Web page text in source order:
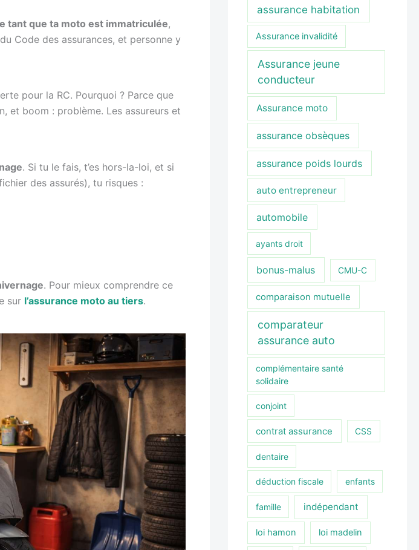
tant que ta moto est immatriculée,
Code des assurances, et personne y
pour la RC. Pourquoi ? Parce que
et boom : problème. Les assureurs et
. Si tu le fais, t’es hors-la-loi, et si
des assurés), tu risques :
. Pour mieux comprendre ce
sur l’assurance moto au tiers.
assurance habitation
Assurance invalidité
Assurance jeune
conducteur
Assurance moto
assurance obsèques
assurance poids lourds
auto entrepreneur
automobile
ayants droit
bonus-malus CMU-C
comparaison mutuelle
comparateur
assurance auto
complémentaire santé
solidaire
conjoint
contrat assurance CSS
dentaire
déduction fiscale enfants
famille indépendant
loi hamon loi madelin